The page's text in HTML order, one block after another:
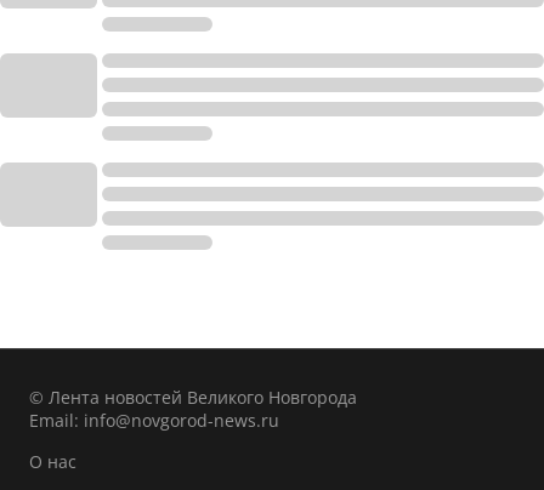
© Лента новостей Великого Новгорода
Email: info@novgorod-news.ru
О нас